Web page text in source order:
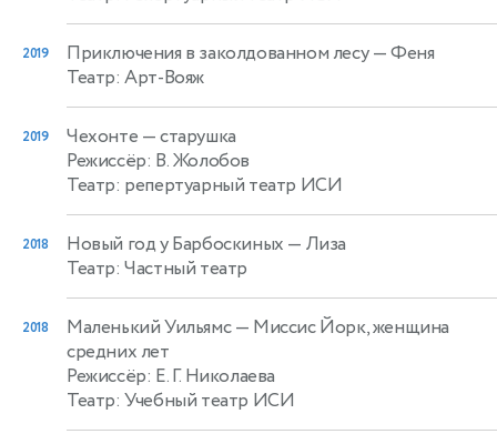
2019 Приключения в заколдованном лесу— Феня
Театр: Арт-Вояж
2019 Чехонте — старушка
Режиссёр: В. Жолобов
Театр: репертуарный театр ИСИ
2018 Новый год у Барбоскиных — Лиза
Театр: Частный театр
2018 Маленький Уильямс— Миссис Йорк, женщина
средних лет
Режиссёр: Е. Г. Николаева
Театр: Учебный театр ИСИ